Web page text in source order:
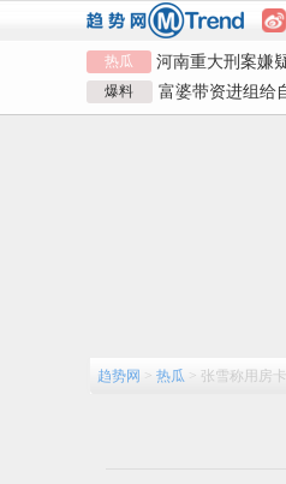
热瓜
河南重大刑案嫌
人
富婆带资进组给
戏
河南三支一扶考
爆料
富婆带资进组给
男演员钟宇飞崩
趋势网 >热瓜 > 张雪称用房